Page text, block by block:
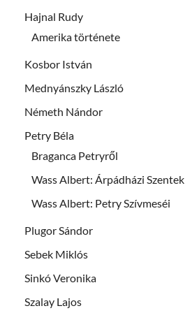
Hajnal Rudy
Amerika története
Kosbor István
Mednyánszky László
Németh Nándor
Petry Béla
Braganca Petryről
Wass Albert: Árpádházi Szentek
Wass Albert: Petry Szívmeséi
Plugor Sándor
Sebek Miklós
Sinkó Veronika
Szalay Lajos